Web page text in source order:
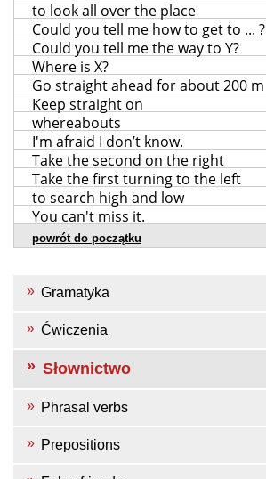
to look all over the place
Could you tell me how to get to ... ?
Could you tell me the way to Y?
Where is X?
Go straight ahead for about 200 m
Keep straight on
whereabouts
I'm afraid I don’t know.
Take the second on the right
Take the first turning to the left
to search high and low
You can't miss it.
powrót do początku
Gramatyka
Ćwiczenia
Słownictwo
Phrasal verbs
Prepositions